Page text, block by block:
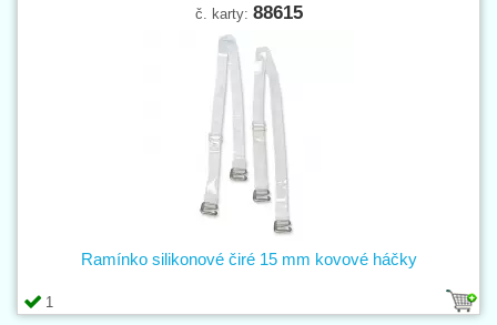
č. karty: 88615
1
Ramínko silikonové čiré 15 mm kovové háčky